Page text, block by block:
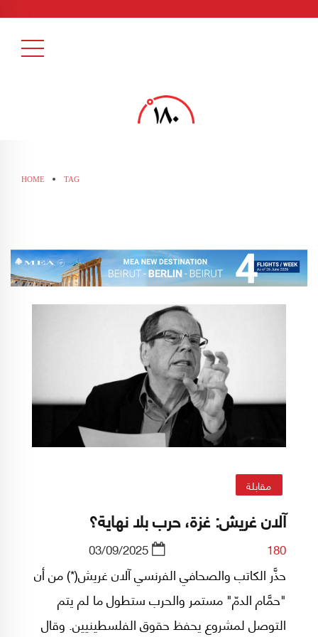
HOME TAG
مقابلة
آلان غريش: غزة، حرب بلا نهاية؟
180
03/09/2025
حذَّر الكاتب والصحافي الفرنسي آلان غريش(*) من أن
"حمَّام الدمّ" مستمر والحرب ستطول ما لم يتم
التوصل لمشروع يحفظ حقوق الفلسطينيين. وقال